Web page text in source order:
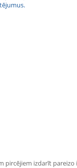
pircējiem izdarīt